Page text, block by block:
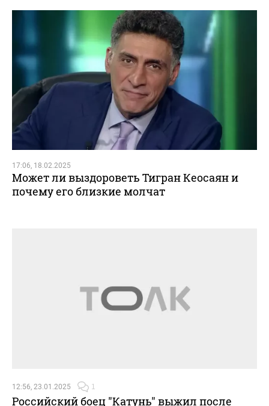
17:06, 18.02.2025
Может ли выздороветь Тигран Кеосаян и
почему его близкие молчат
12:56, 23.01.2025 1
Российский боец "Катунь" выжил после